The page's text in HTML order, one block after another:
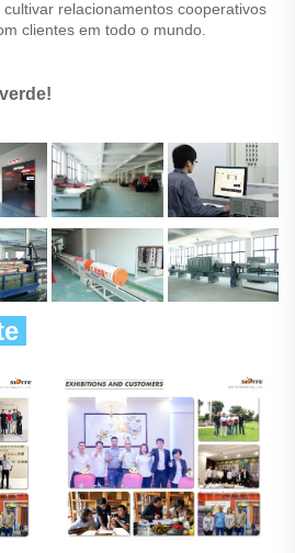
relacionamentos cooperativos
clientes em todo o mundo.